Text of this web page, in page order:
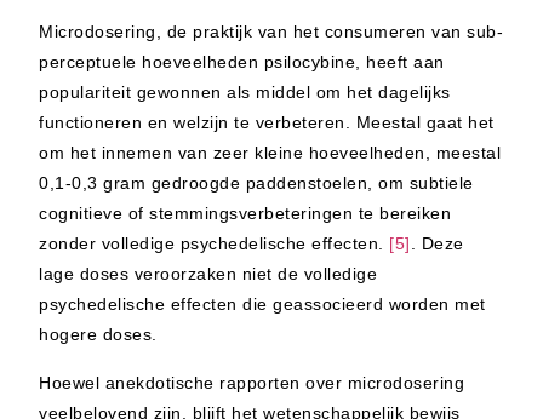
Microdosering, de praktijk van het consumeren van sub-
perceptuele hoeveelheden psilocybine, heeft aan
populariteit gewonnen als middel om het dagelijks
functioneren en welzijn te verbeteren. Meestal gaat het
om het innemen van zeer kleine hoeveelheden, meestal
0,1-0,3 gram gedroogde paddenstoelen, om subtiele
cognitieve of stemmingsverbeteringen te bereiken
zonder volledige psychedelische effecten. [5]
. Deze
lage doses veroorzaken niet de volledige
psychedelische effecten die geassocieerd worden met
hogere doses.
Hoewel anekdotische rapporten over microdosering
veelbelovend zijn, blijft het wetenschappelijk bewijs